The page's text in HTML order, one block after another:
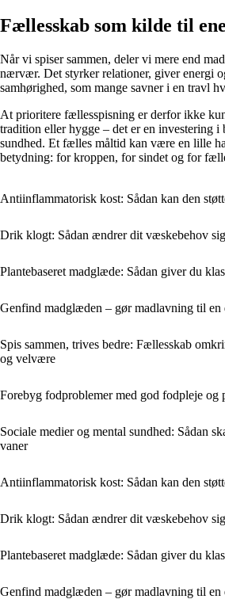
Fællesskab som kilde til
Når vi spiser sammen, deler vi mere end
nærvær. Det styrker relationer, giver energi
samhørighed, som mange savner i en travl
At prioritere fællesspisning er derfor ikke
tradition eller hygge – det er en investering i
sundhed. Et fælles måltid kan være en lille
betydning: for kroppen, for sindet og for
Antiinflammatorisk kost: Sådan kan den
Drik klogt: Sådan ændrer dit væskebehov
Plantebaseret madglæde: Sådan giver du
Genfind madglæden – gør madlavning til en
Spis sammen, trives bedre: Fællesskab
og velvære
Forebyg fodproblemer med god fodpleje og
Sociale medier og mental sundhed: Sådan
vaner
Antiinflammatorisk kost: Sådan kan den
Drik klogt: Sådan ændrer dit væskebehov
Plantebaseret madglæde: Sådan giver du
Genfind madglæden – gør madlavning til en